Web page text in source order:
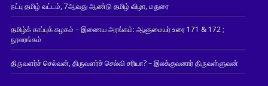
நட்பு தமிழ் வட்டம், 7ஆவது ஆண்டு தமிழ் விழா, மதுரை
தமிழ்க் காப்புக் கழகம் – இணைய அரங்கம்: ஆளுமையர் உரை 171 & 172 ;
நூலரங்கம்
திருவளர்ச் செல்வன், திருவளர்ச் செல்வி சரியா? – இலக்குவனார் திருவள்ளுவன்